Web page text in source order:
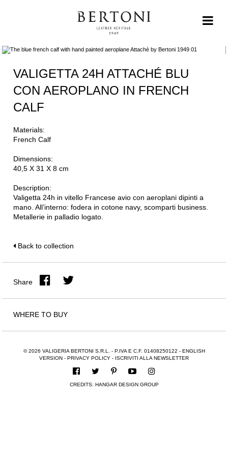
VALIGETTA 24H ATTACHÉ BLU
CON AEROPLANO IN FRENCH
CALF
Materials:
French Calf
Dimensions:
40,5 X 31 X 8 cm
Description:
Valigetta 24h in vitello Francese avio con aeroplani dipinti a
mano. All’interno: fodera in cotone navy, scomparti business.
Metallerie in palladio logato.
Back to collection
Share
WHERE TO BUY
© 2026 VALIGERIA BERTONI S.R.L. - P.IVA E C.F. 01408250122 - ENGLISH
VERSION - PRIVACY POLICY - ISCRIVITI ALLA NEWSLETTER
CREDITS: HANGAR DESIGN GROUP